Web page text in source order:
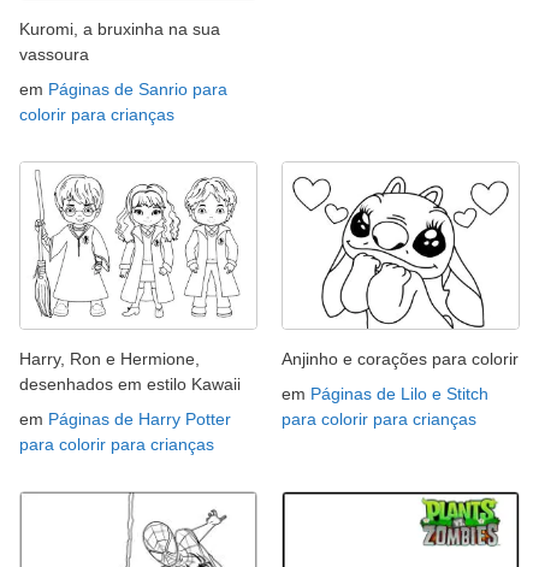
Kuromi, a bruxinha na sua
vassoura
em Páginas de Sanrio para
colorir para crianças
Harry, Ron e Hermione,
desenhados em estilo Kawaii
em Páginas de Harry Potter
para colorir para crianças
Anjinho e corações para colorir
em Páginas de Lilo e Stitch
para colorir para crianças